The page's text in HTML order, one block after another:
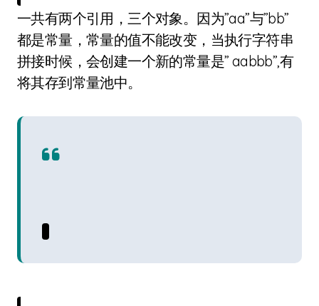
一共有两个引用，三个对象。因为”aa”与”bb”
都是常量，常量的值不能改变，当执行字符串
拼接时候，会创建一个新的常量是” aabbb”,有
将其存到常量池中。